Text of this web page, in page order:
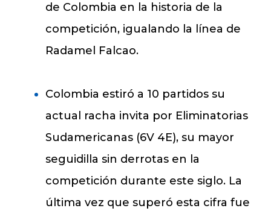
de Colombia en la historia de la
competición, igualando la línea de
Radamel Falcao.
Colombia estiró a 10 partidos su
actual racha invita por Eliminatorias
Sudamericanas (6V 4E), su mayor
seguidilla sin derrotas en la
competición durante este siglo. La
última vez que superó esta cifra fue